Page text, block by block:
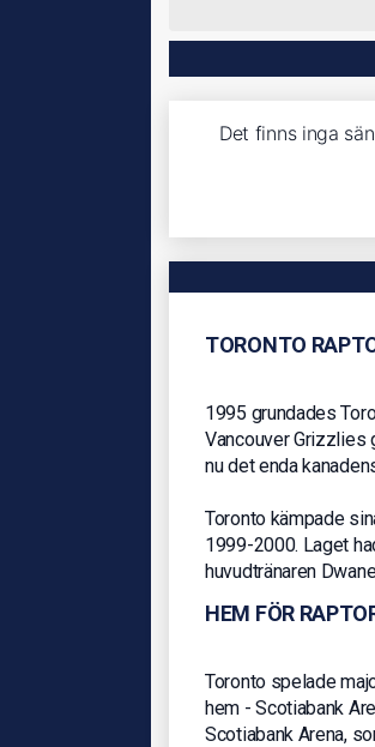
Det finns inga
TORONTO
1995 grundades
Vancouver Grizzlies
nu det enda
Toronto kämpade
1999-2000. Laget
huvudtränaren
HEM FÖR
Toronto spelade
hem - Scotiabank
Scotiabank Arena,